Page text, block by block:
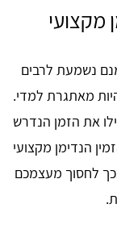
מקצועי
נשמעת לרבים
מאתגרת למדי.
את הזמן הנדרש
הנדימן מקצועי
לחסוך מעצמכם